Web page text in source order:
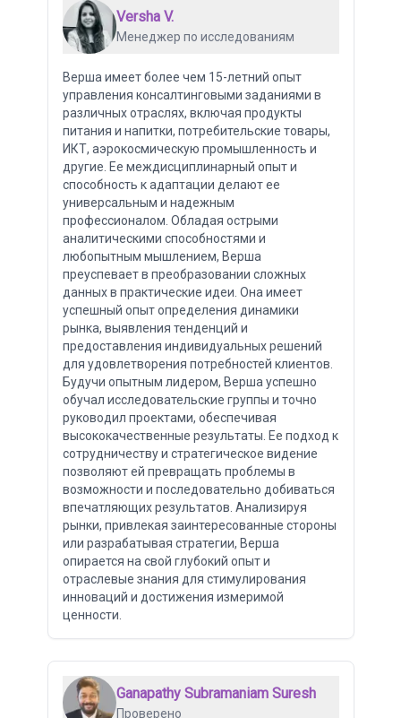
Versha V.
Менеджер по исследованиям
Верша имеет более чем 15-летний опыт
управления консалтинговыми заданиями в
различных отраслях, включая продукты
питания и напитки, потребительские товары,
ИКТ, аэрокосмическую промышленность и
другие. Ее междисциплинарный опыт и
способность к адаптации делают ее
универсальным и надежным
профессионалом. Обладая острыми
аналитическими способностями и
любопытным мышлением, Верша
преуспевает в преобразовании сложных
данных в практические идеи. Она имеет
успешный опыт определения динамики
рынка, выявления тенденций и
предоставления индивидуальных решений
для удовлетворения потребностей клиентов.
Будучи опытным лидером, Верша успешно
обучал исследовательские группы и точно
руководил проектами, обеспечивая
высококачественные результаты. Ее подход к
сотрудничеству и стратегическое видение
позволяют ей превращать проблемы в
возможности и последовательно добиваться
впечатляющих результатов. Анализируя
рынки, привлекая заинтересованные стороны
или разрабатывая стратегии, Верша
опирается на свой глубокий опыт и
отраслевые знания для стимулирования
инноваций и достижения измеримой
ценности.
Ganapathy Subramaniam Suresh
Проверено